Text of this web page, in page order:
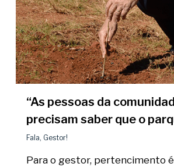
“As pessoas da
precisam saber que o
Fala, Gestor!
Para o gestor, pertencimento é